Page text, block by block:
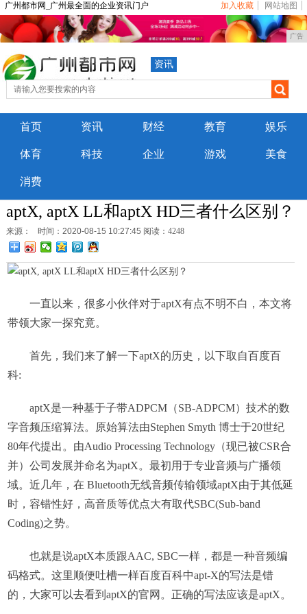
广州都市网_广州最全面的企业资讯门户 加入收藏 网站地图
广告
资讯
首页 资讯 财经 教育 娱乐
体育 科技 企业 游戏 美食
消费
aptX, aptX LL和aptX HD三者什么区别？
来源： 时间：2020-08-15 10:27:45 阅读：4248
一直以来，很多小伙伴对于aptX有点不明不白，本文将
带领大家一探究竟。
首先，我们来了解一下aptX的历史，以下取自百度百
科:
aptX是一种基于子带ADPCM（SB-ADPCM）技术的数
字音频压缩算法。原始算法由Stephen Smyth 博士于20世纪
80年代提出。由Audio Processing Technology（现已被CSR合
并）公司发展并命名为aptX。最初用于专业音频与广播领
域。近几年，在 Bluetooth无线音频传输领域aptX由于其低延
时，容错性好，高音质等优点大有取代SBC(Sub-band
Coding)之势。
也就是说aptX本质跟AAC, SBC一样，都是一种音频编
码格式。这里顺便吐槽一样百度百科中apt-X的写法是错
的，大家可以去看到aptX的官网。正确的写法应该是aptX。